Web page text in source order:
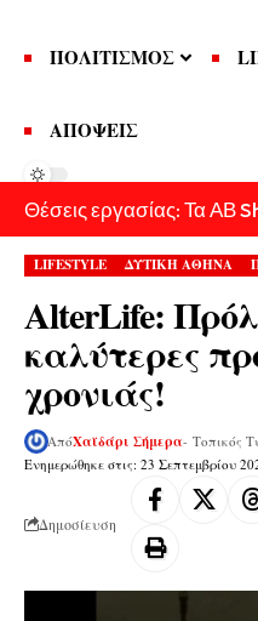
ΠΟΛΙΤΙΣΜΟΣ
ΑΠΟΨΕΙΣ
Θέσεις εργασίας: Τα ΑΒ
LIFESTYLE ΔΥΤΙΚΗ ΑΘΗΝΑ
AlterLife:
καλύτερες
χρονιάς!
Ενημερώθηκε στις: 23 Σεπτεμβρίου
ΑπόΧαϊδάρι Σήμερα- Τοπικός
Δημοσίευση